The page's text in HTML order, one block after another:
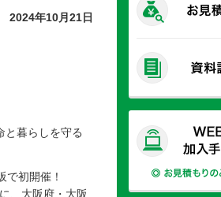
2024年10月21日
と暮らしを守る
初開催！
、大阪府・大阪